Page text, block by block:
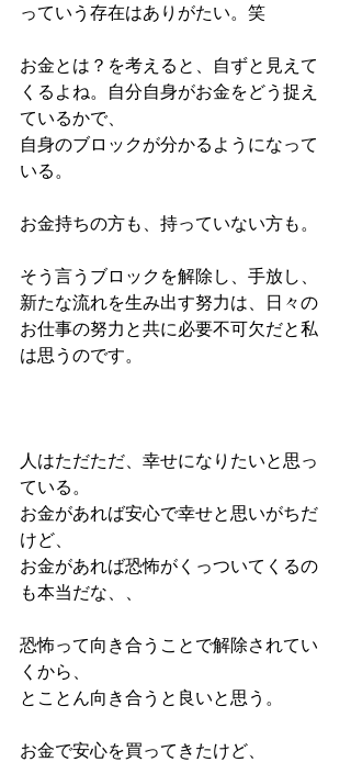
っていう存在はありがたい。笑
お金とは？を考えると、自ずと見えて
くるよね。自分自身がお金をどう捉え
ているかで、
自身のブロックが分かるようになって
いる。
お金持ちの方も、持っていない方も。
そう言うブロックを解除し、手放し、
新たな流れを生み出す努力は、日々の
お仕事の努力と共に必要不可欠だと私
は思うのです。
人はただただ、幸せになりたいと思っ
ている。
お金があれば安心で幸せと思いがちだ
けど、
お金があれば恐怖がくっついてくるの
も本当だな、、
恐怖って向き合うことで解除されてい
くから、
とことん向き合うと良いと思う。
お金で安心を買ってきたけど、